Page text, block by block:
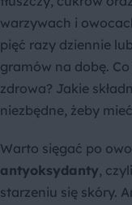
warzywach i
pięć razy dziennie
gramów na dobę. Co
zdrowa? Jakie
niezbędne, żeby
Warto sięgać po
antyoksydanty,
starzeniu się skóry.